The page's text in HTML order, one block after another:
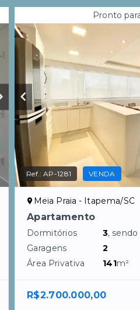
Pronto
Ref.:AP-1281 VENDA
Meia Praia - Itapema/SC
Apartamento
Dormitórios 3, sendo
Garagens
2
Área Privativa
141m²
R$2.700.000,00